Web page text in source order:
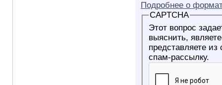
Подробнее о
CAPTCHA
Этот вопрос
выяснить, являетесь ли Вы
представляете
спам-рассылку.